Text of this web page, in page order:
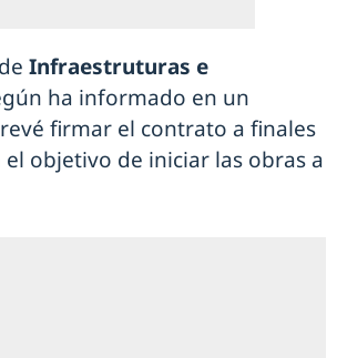
Infraestruturas e
ha informado en un
firmar el contrato a finales
objetivo de iniciar las obras a